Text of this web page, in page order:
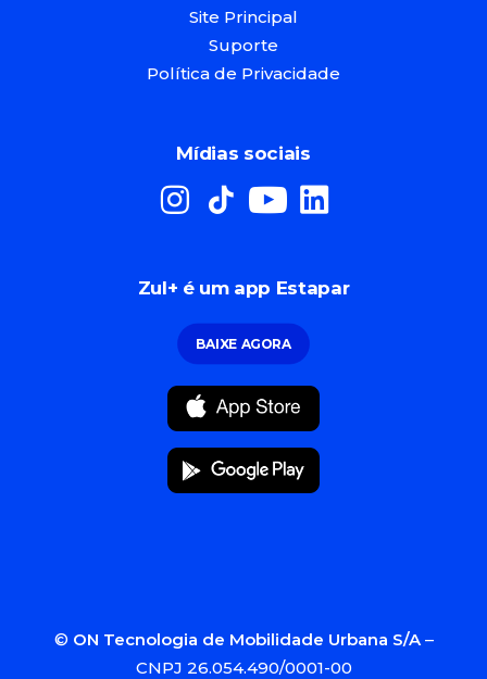
Site Principal
Suporte
Política de Privacidade
Mídias sociais
Zul+ é um app Estapar
BAIXE AGORA
© ON Tecnologia de Mobilidade Urbana S/A–
CNPJ 26.054.490/0001-00